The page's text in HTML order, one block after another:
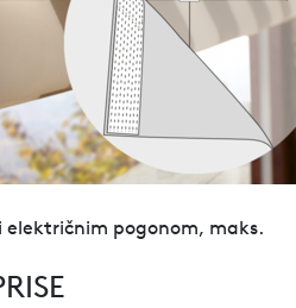
električnim pogonom, maks.